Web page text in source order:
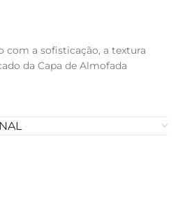
com a sofisticação, a textura
da Capa de Almofada